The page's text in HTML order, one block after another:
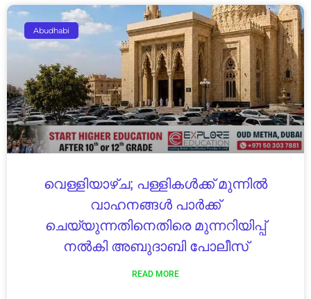
Abudhabi
വെള്ളിയാഴ്ച; പള്ളികൾക്ക് മുന്നിൽ
വാഹനങ്ങൾ പാർക്ക്
ചെയ്യുന്നതിനെതിരെ മുന്നറിയിപ്പ്
നൽകി അബുദാബി പോലീസ്
READ MORE